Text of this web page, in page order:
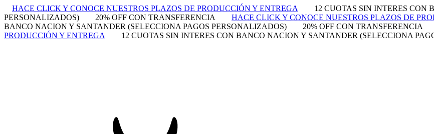
HACE CLICK Y CONOCE NUESTROS PLAZOS DE PRODUCCIÓN Y ENTREGA
12 CUOTAS SIN INTERES CON
PERSONALIZADOS)
20% OFF CON TRANSFERENCIA HACE CLICK Y CONOCE NUESTROS PLAZOS DE
BANCO NACION Y SANTANDER (SELECCIONA PAGOS PERSONALIZADOS)
20% OFF CON TRANSFERENCIA
PRODUCCIÓN Y ENTREGA
12 CUOTAS SIN INTERES CON BANCO NACION Y SANTANDER (SELECCIONA